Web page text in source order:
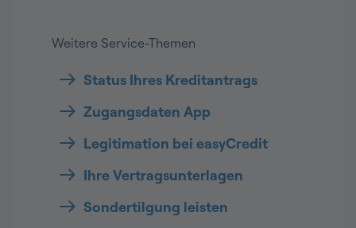
Weitere Service-Themen
Status Ihres Kreditantrags
Zugangsdaten App
Legitimation bei easyCredit
Ihre Vertragsunterlagen
Sondertilgung leisten